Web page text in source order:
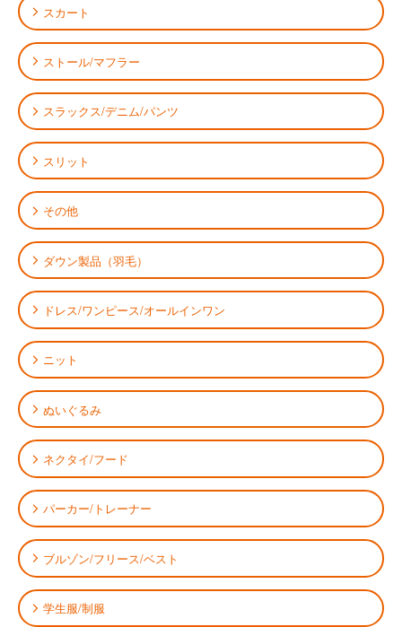
スカート
ストール/マフラー
スラックス/デニム/パンツ
スリット
その他
ダウン製品（羽毛）
ドレス/ワンピース/オールインワン
ニット
ぬいぐるみ
ネクタイ/フード
パーカー/トレーナー
ブルゾン/フリース/ベスト
学生服/制服